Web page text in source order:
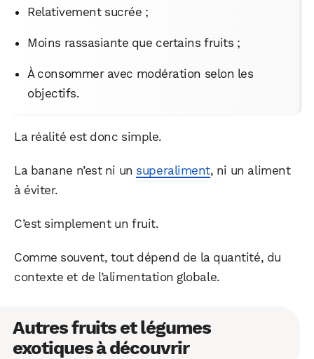
Relativement sucrée ;
Moins rassasiante que certains fruits ;
À consommer avec modération selon les
objectifs.
La réalité est donc simple.
La banane n’est ni un superaliment, ni un aliment
à éviter.
C’est simplement un fruit.
Comme souvent, tout dépend de la quantité, du
contexte et de l’alimentation globale.
Autres fruits et légumes
exotiques à découvrir